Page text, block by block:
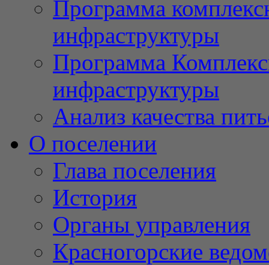
Программа
инфраструктуры
Программа
инфраструктуры
Анализ качества
О поселении
Глава поселения
История
Органы управления
Красногорские